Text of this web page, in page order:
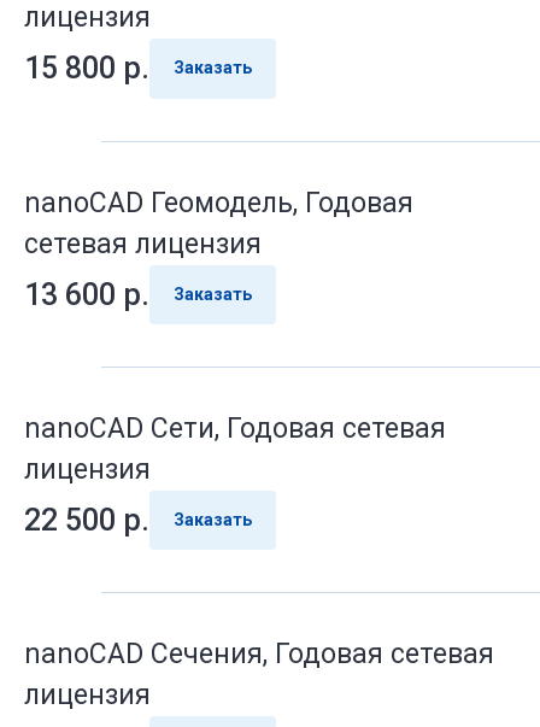
лицензия
15 800 р. Заказать
nanoCAD Геомодель, Годовая
сетевая лицензия
13 600 р. Заказать
nanoCAD Сети, Годовая сетевая
лицензия
22 500 р. Заказать
nanoCAD Сечения, Годовая сетевая
лицензия